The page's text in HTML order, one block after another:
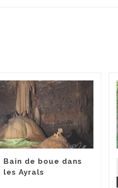
Bain de boue dans
les Ayrals